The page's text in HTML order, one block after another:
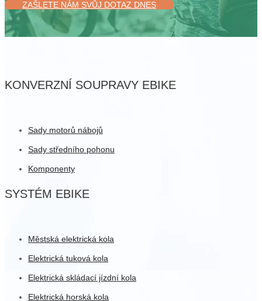
ZAŠLETE NÁM SVŮJ DOTAZ DNES
KONVERZNÍ SOUPRAVY EBIKE
Sady motorů nábojů
Sady středního pohonu
Komponenty
SYSTÉM EBIKE
Městská elektrická kola
Elektrická tuková kola
Elektrická skládací jízdní kola
Elektrická horská kola